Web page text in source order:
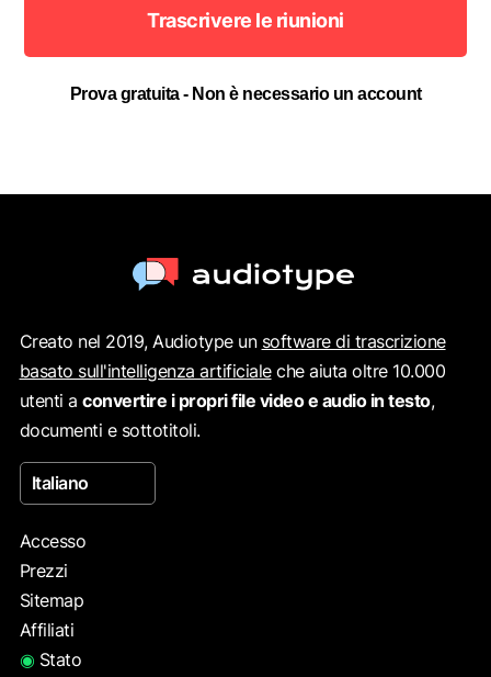
Trascrivere le riunioni
Prova gratuita - Non è necessario un account
Creato nel 2019, Audiotype un software di trascrizione
basato sull'intelligenza artificialeche aiuta oltre 10.000
utenti aconvertire i propri file video e audio in testo,
documenti e sottotitoli.
Italiano
Accesso
Prezzi
Sitemap
Affiliati
◉ Stato